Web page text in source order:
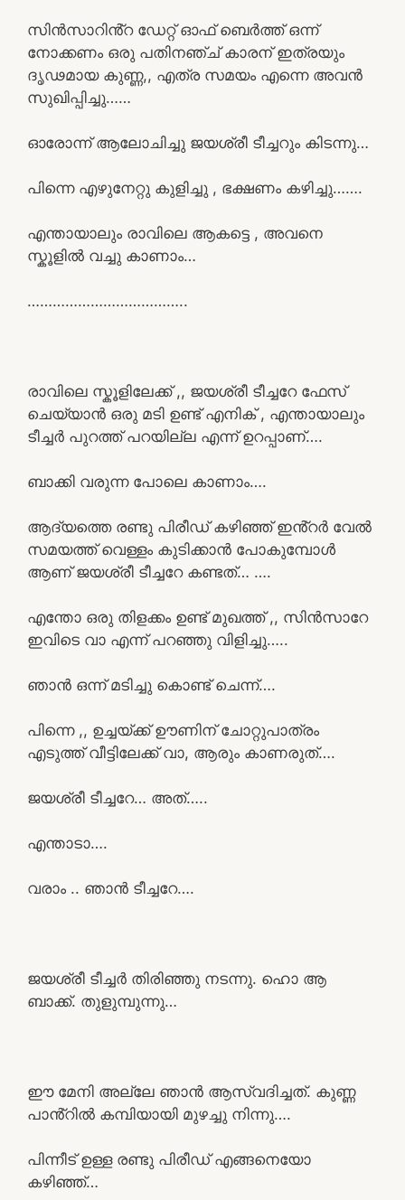
സിൻസാറിൻ്റ ഡേറ്റ് ഓഫ് ബെർത്ത് ഒന്ന്
നോക്കണം ഒരു പതിനഞ്ച് കാരന് ഇത്രയും
ദൃഢമായ കുണ്ണ,, എത്ര സമയം എന്നെ അവൻ
സുഖിപ്പിച്ചു……
ഓരോന്ന് ആലോചിച്ചു ജയശ്രീ ടീച്ചറും കിടന്നു…
പിന്നെ എഴുനേറ്റു കുളിച്ചു , ഭക്ഷണം കഴിച്ചു…….
എന്തായാലും രാവിലെ ആകട്ടെ , അവനെ
സ്കൂളിൽ വച്ചു കാണാം…
………………………………..
രാവിലെ സ്കൂളിലേക്ക് ,, ജയശ്രീ ടീച്ചറേ ഫേസ്
ചെയ്യാൻ ഒരു മടി ഉണ്ട് എനിക് , എന്തായാലും
ടീച്ചർ പുറത്ത് പറയില്ല എന്ന് ഉറപ്പാണ്….
ബാക്കി വരുന്ന പോലെ കാണാം….
ആദ്യത്തെ രണ്ടു പിരീഡ് കഴിഞ്ഞ് ഇൻ്റർ വേൽ
സമയത്ത് വെള്ളം കുടിക്കാൻ പോകുമ്പോൾ
ആണ് ജയശ്രീ ടീച്ചറേ കണ്ടത്… ….
എന്തോ ഒരു തിളക്കം ഉണ്ട് മുഖത്ത് ,, സിൻസാറേ
ഇവിടെ വാ എന്ന് പറഞ്ഞു വിളിച്ചു…..
ഞാൻ ഒന്ന് മടിച്ചു കൊണ്ട് ചെന്ന്….
പിന്നെ ,, ഉച്ചയ്ക്ക് ഊണിന് ചോറ്റുപാത്രം
എടുത്ത് വീട്ടിലേക്ക് വാ, ആരും കാണരുത്….
ജയശ്രീ ടീച്ചറേ… അത്…..
എന്താടാ….
വരാം .. ഞാൻ ടീച്ചറേ….
ജയശ്രീ ടീച്ചർ തിരിഞ്ഞു നടന്നു. ഹൊ ആ
ബാക്ക്. തുളുമ്പുന്നു…
ഈ മേനി അല്ലേ ഞാൻ ആസ്വദിച്ചത്. കുണ്ണ
പാൻ്റിൽ കമ്പിയായി മുഴച്ചു നിന്നു….
പിന്നീട് ഉള്ള രണ്ടു പിരീഡ് എങ്ങനെയോ
കഴിഞ്ഞ്…